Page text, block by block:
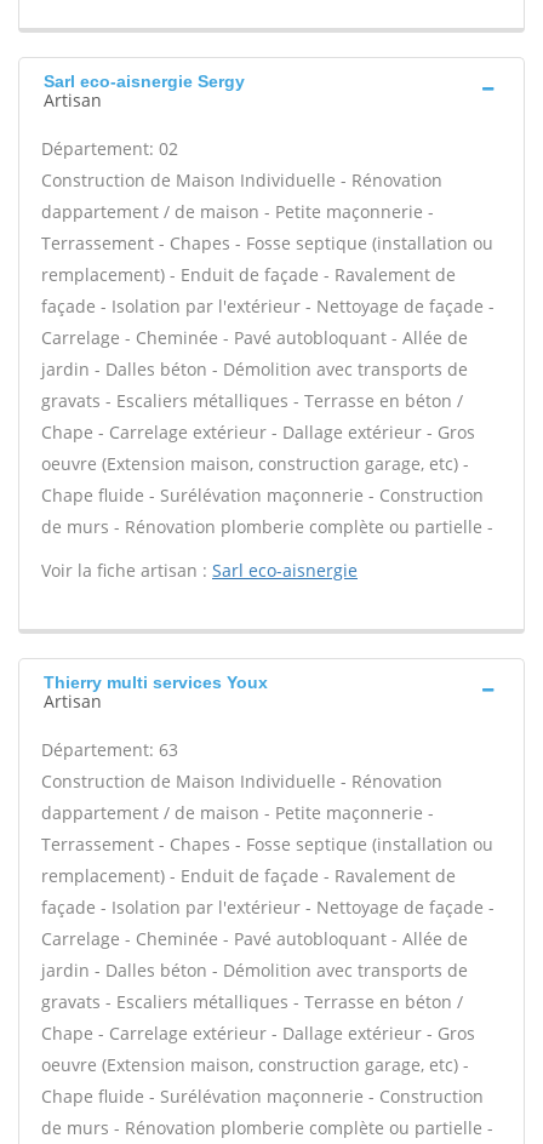
Sarl eco-aisnergie Sergy
Artisan
Département: 02
Construction de Maison Individuelle - Rénovation
dappartement / de maison - Petite maçonnerie -
Terrassement - Chapes - Fosse septique (installation ou
remplacement) - Enduit de façade - Ravalement de
façade - Isolation par l'extérieur - Nettoyage de façade -
Carrelage - Cheminée - Pavé autobloquant - Allée de
jardin - Dalles béton - Démolition avec transports de
gravats - Escaliers métalliques - Terrasse en béton /
Chape - Carrelage extérieur - Dallage extérieur - Gros
oeuvre (Extension maison, construction garage, etc) -
Chape fluide - Surélévation maçonnerie - Construction
de murs - Rénovation plomberie complète ou partielle -
Voir la fiche artisan : Sarl eco-aisnergie
Thierry multi services Youx
Artisan
Département: 63
Construction de Maison Individuelle - Rénovation
dappartement / de maison - Petite maçonnerie -
Terrassement - Chapes - Fosse septique (installation ou
remplacement) - Enduit de façade - Ravalement de
façade - Isolation par l'extérieur - Nettoyage de façade -
Carrelage - Cheminée - Pavé autobloquant - Allée de
jardin - Dalles béton - Démolition avec transports de
gravats - Escaliers métalliques - Terrasse en béton /
Chape - Carrelage extérieur - Dallage extérieur - Gros
oeuvre (Extension maison, construction garage, etc) -
Chape fluide - Surélévation maçonnerie - Construction
de murs - Rénovation plomberie complète ou partielle -